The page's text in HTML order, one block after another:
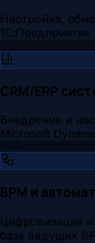
Настройка,
CRM/ERP
Внедрение и
Microsoft
BPM и
Цифровизация
базе ведущих